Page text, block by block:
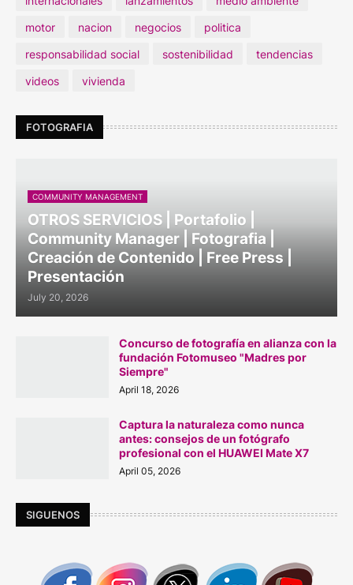
motor
nacion negocios
politica
responsabilidad social
sostenibilidad
tendencias
videos
vivienda
FOTOGRAFIA
COMMUNITY MANAGEMENT
OTROS SERVICIOS | Portafolio |
Community Manager | Fotografia |
Creación de Contenido | Free Press |
Presentación
July 20, 2026
Concurso de fotografía en alianza con la
fundación Fotomuseo "Madres por
Siempre"
April 18, 2026
Captura la naturaleza como nunca
antes: consejos de un fotógrafo
profesional con el HUAWEI Mate X7
April 05, 2026
SIGUENOS